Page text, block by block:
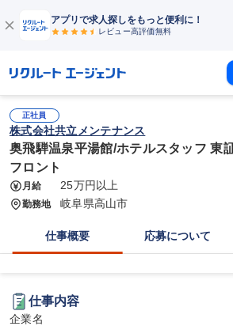
アプリで求人探しをもっと便利に！
レビュー高評価無料
正社員
株式会社共立メンテナンス
奥飛騨温泉平湯館/ホテルスタッフ 東
フロント
月給 25万円以上
勤務地 岐阜県高山市
仕事概要 応募について
仕事内容
企業名